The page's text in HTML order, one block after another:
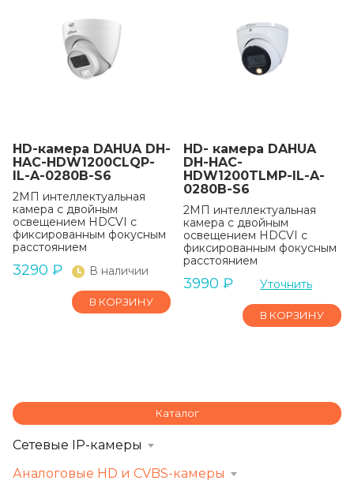
HD-камера DAHUA DH-
HAC-HDW1200CLQP-
IL-A-0280B-S6
2МП интеллектуальная
камера с двойным
освещением HDCVI с
фиксированным фокусным
расстоянием
3290 ₽ В наличии
В КОРЗИНУ
HD- камера DAHUA
DH-HAC-
HDW1200TLMP-IL-A-
0280B-S6
2МП интеллектуальная
камера с двойным
освещением HDCVI с
фиксированным фокусным
расстоянием
3990 ₽ Уточнить
В КОРЗИНУ
Каталог
Сетевые IP-камеры
Аналоговые HD и CVBS-камеры